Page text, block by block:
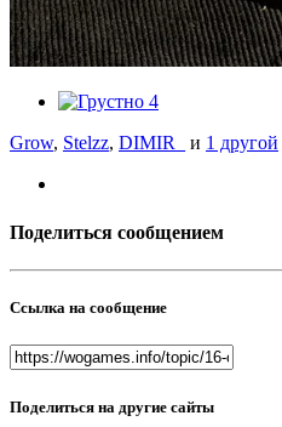
4
Grow, Stelzz, DIMIR_ и 1 другой
Поделиться сообщением
Ссылка на сообщение
Поделиться на другие сайты